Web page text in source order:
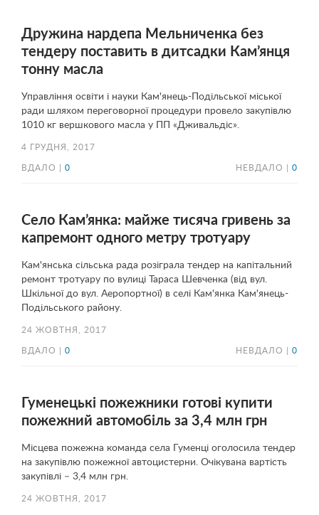
Дружина нардепа Мельниченка без
тендеру поставить в дитсадки Кам’янця
тонну масла
Управління освіти і науки Кам'янець-Подільської міської
ради шляхом переговорної процедури провело закупівлю
1010 кг вершкового масла у ПП «Дживальдіс».
4 ГРУДНЯ, 2017
ВДАЛО | 0 НЕВДАЛО | 0
Село Кам’янка: майже тисяча гривень за
капремонт одного метру тротуару
Кам'янська сільська рада розіграла тендер на капітальний
ремонт тротуару по вулиці Тараса Шевченка (від вул.
Шкільної до вул. Аеропортної) в селі Кам'янка Кам'янець-
Подільського району.
24 ЖОВТНЯ, 2017
ВДАЛО | 0 НЕВДАЛО | 0
Гуменецькі пожежники готові купити
пожежний автомобіль за 3,4 млн грн
Місцева пожежна команда села Гуменці оголосила тендер
на закупівлю пожежної автоцистерни. Очікувана вартість
закупівлі – 3,4 млн грн.
24 ЖОВТНЯ, 2017